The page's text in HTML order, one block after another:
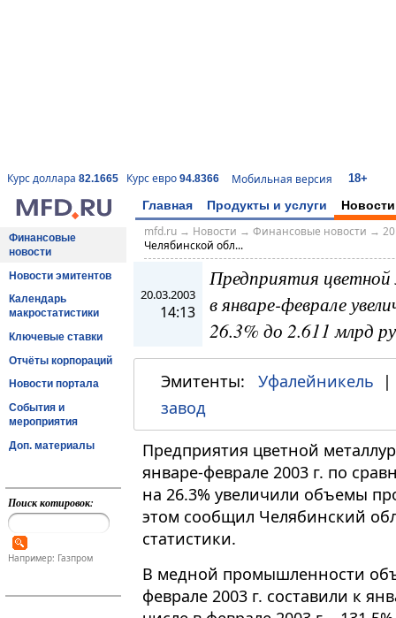
Курс доллара 82.1665 Курс евро 94.8366 Мобильная версия 18+
Главная Продукты и услуги Новости
Финансовые
новости
Новости эмитентов
Календарь
макростатистики
Ключевые ставки
Отчёты корпораций
Новости портала
События и
мероприятия
Доп. материалы
Поиск котировок:
Например: Газпром
mfd.ru→ Новости → Финансовые новости →
Челябинской обл...
20.03.2003
14:13
Предприятия цветной
в январе-феврале
26.3% до 2.611 млрд
Эмитенты: Уфалейникель
завод
Предприятия цветной
январе-феврале 2003 г. по
на 26.3% увеличили объемы
этом сообщил Челябинский
статистики.
В медной промышленности
феврале 2003 г. составили к